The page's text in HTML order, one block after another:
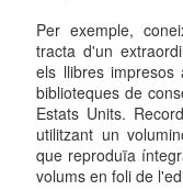
Per exemple,
tracta d'un
els llibres
biblioteques de
Estats Units.
utilitzant un
que reproduïa
volums en foli de